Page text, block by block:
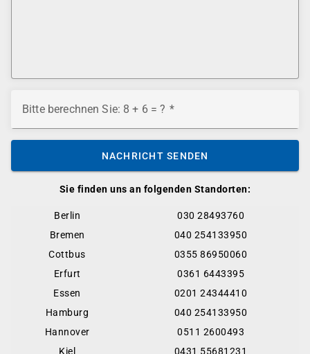
Sie finden uns an folgenden Standorten:
Berlin
030 28493760
Bremen
040 254133950
Cottbus
0355 86950060
Erfurt
0361 6443395
Essen
0201 24344410
Hamburg
040 254133950
Hannover
0511 2600493
Kiel
0431 55681231
Bitte berechnen Sie: 8 + 6 = ?
NACHRICHT SENDEN